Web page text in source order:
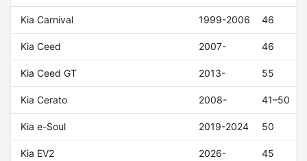
Kia Carnival 1999-2006 46
Kia Ceed 2007- 46
Kia Ceed GT 2013- 55
Kia Cerato 2008- 41–50
Kia e-Soul 2019-2024 50
Kia EV2 2026- 45